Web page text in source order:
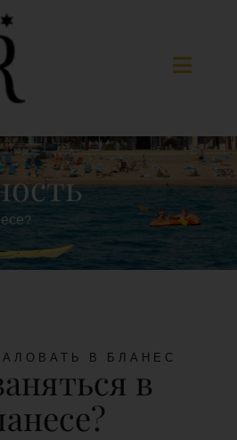
Toggle
В БЛАНЕС
в